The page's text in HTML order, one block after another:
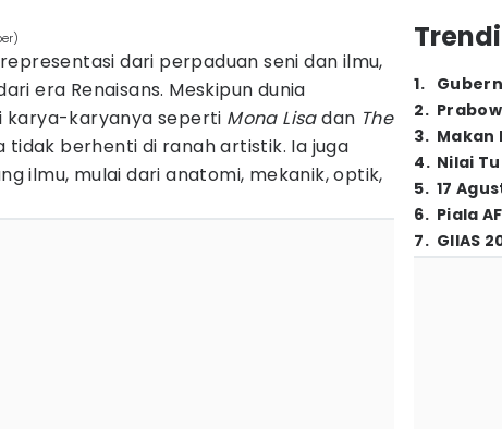
dari perpaduan seni dan ilmu,
era Renaisans. Meskipun dunia
karya-karyanya seperti Mona Lisadan The
tidak berhenti di ranah artistik. Ia juga
ilmu, mulai dari anatomi, mekanik, optik,
1.
2.
3. Makan
4. Nilai
5. 17
6. Piala
7. GIIAS